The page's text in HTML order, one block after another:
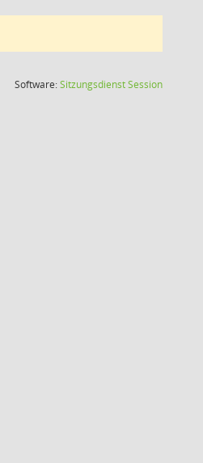
Software:SitzungsdienstSession(Wird in